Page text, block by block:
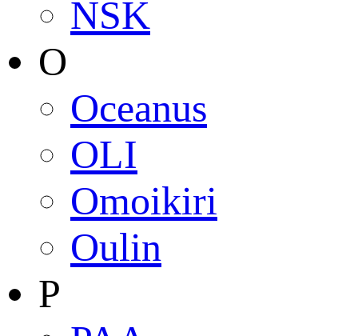
NSK
O
Oceanus
OLI
Omoikiri
Oulin
P